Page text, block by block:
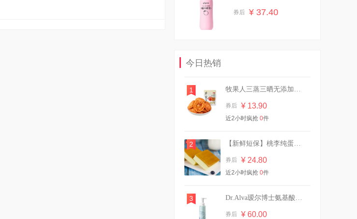
券后 ¥ 37.40
儿辅食油*2瓶
29.9/10斤！植护双头大桶装香
¥ 29.90
今日热销
1 牧果人三蒸三晒无添加纯烟台苹果干55g*5袋
券后 ¥ 13.90
近2小时疯抢 0件
2 【新鲜短保】桃李纯蛋糕720g营养早餐
券后 ¥ 24.80
近2小时疯抢 0件
3 Dr.Alva瑷尔博士氨基酸洁颜蜜120ml
券后 ¥ 60.00